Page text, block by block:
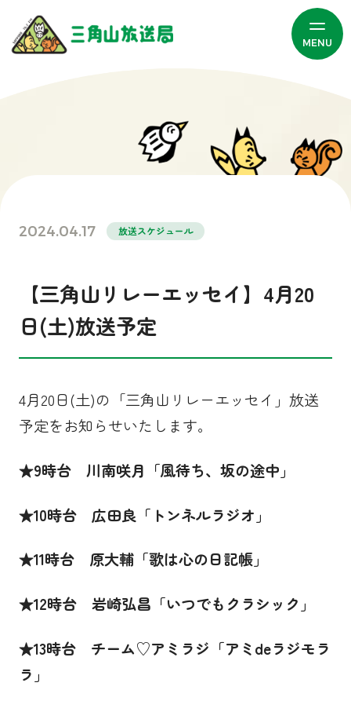
MENU
2024.04.17 放送スケジュール
【三角山リレーエッセイ】4月20
日(土)放送予定
4月20日(土)の「三角山リレーエッセイ」放送
予定をお知らせいたします。
★9時台 川南咲月「風待ち、坂の途中」
★10時台 広田良 「トンネルラジオ」
★11時台 原大輔「歌は心の日記帳」
★12時台 岩崎弘昌「いつでもクラシック」
★13時台 チーム♡アミラジ「アミdeラジモラ
ラ」